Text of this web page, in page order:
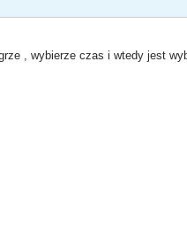
, wybierze czas i wtedy jest